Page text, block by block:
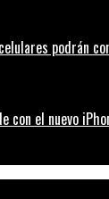
podrán
con el nuevo